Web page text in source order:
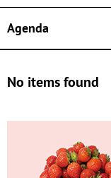
Agenda
No items found